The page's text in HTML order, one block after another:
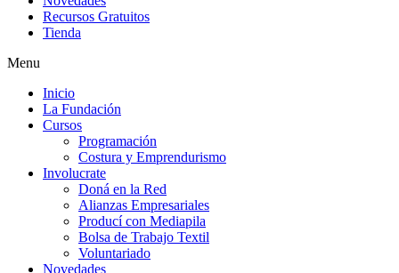
Recursos Gratuitos
Tienda
Menu
Inicio
La Fundación
Cursos
Programación
Costura y Emprendurismo
Involucrate
Doná en la Red
Alianzas Empresariales
Producí con Mediapila
Bolsa de Trabajo Textil
Voluntariado
Novedades